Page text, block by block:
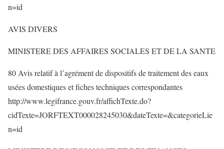
n=id
AVIS DIVERS
MINISTERE DES AFFAIRES SOCIALES ET DE LA SANTE
80 Avis relatif à l’agrément de dispositifs de traitement des eaux
usées domestiques et fiches techniques correspondantes
http://www.legifrance.gouv.fr/affichTexte.do?
cidTexte=JORFTEXT000028245030&dateTexte=&categorieLie
n=id